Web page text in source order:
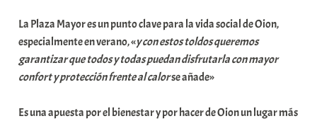
t
a
t
e
La Plaza Mayor es un punto clave para la vida social de Oion,
especialmente en verano, «y con estos toldos queremos
garantizar que todos y todas puedan disfrutarla con mayor
confort y protección frente al calorse añade»
Es una apuesta por el bienestar y por hacer de Oion un lugar más